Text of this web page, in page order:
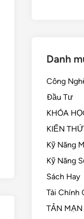
Danh
Công
Đầu Tư
KHÓA
KIẾN
Kỹ Năng
Kỹ Năng
Sách Hay
Tài Chính
TẢN MẠN